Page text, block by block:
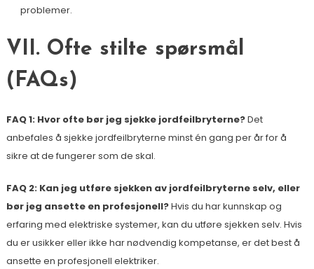
problemer.
VII. Ofte stilte spørsmål
(FAQs)
FAQ 1: Hvor ofte bør jeg sjekke jordfeilbryterne?Det
anbefales å sjekke jordfeilbryterne minst én gang per år for å
sikre at de fungerer som de skal.
FAQ 2: Kan jeg utføre sjekken av jordfeilbryterne selv, eller
bør jeg ansette en profesjonell?Hvis du har kunnskap og
erfaring med elektriske systemer, kan du utføre sjekken selv. Hvis
du er usikker eller ikke har nødvendig kompetanse, er det best å
ansette en profesjonell elektriker.